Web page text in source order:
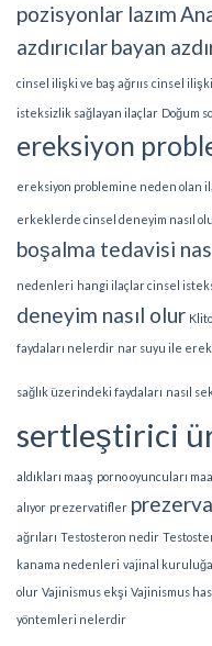
pozisyonlar lazım
azdırıcılarbayan
cinsel ilişki ve baş ağrııs cinsel
isteksizlik sağlayan ilaçlar Doğum
ereksiyon
ereksiyon problemine neden olan
erkeklerde cinsel deneyim nasıl
boşalma tedavisi
nedenleri hangi ilaçlar cinsel
deneyim nasıl olur
faydaları nelerdir nar suyu ile
sağlık üzerindeki faydaları nasıl
sertleştirici
aldıkları maaş porno oyuncuları
alıyor prezervatifler
ağrıları Testosteron nedir
kanama nedenleri vajinal
olur Vajinismus ekşi Vajinismus
yöntemleri nelerdir